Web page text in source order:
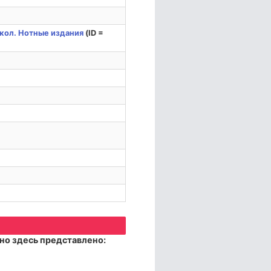
Нотные издания(ID =
здесь представлено: